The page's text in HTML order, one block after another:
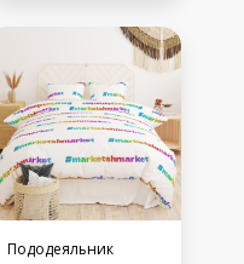
Пододеяльник